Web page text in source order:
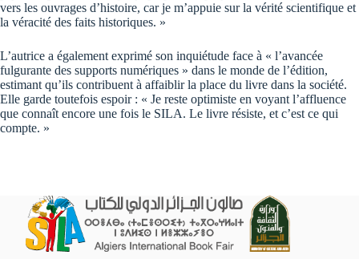
vers les ouvrages d’histoire, car je m’appuie sur la vérité scientifique et
la véracité des faits historiques. »
L’autrice a également exprimé son inquiétude face à « l’avancée
fulgurante des supports numériques » dans le monde de l’édition,
estimant qu’ils contribuent à affaiblir la place du livre dans la société.
Elle garde toutefois espoir : « Je reste optimiste en voyant l’affluence
que connaît encore une fois le SILA. Le livre résiste, et c’est ce qui
compte. »